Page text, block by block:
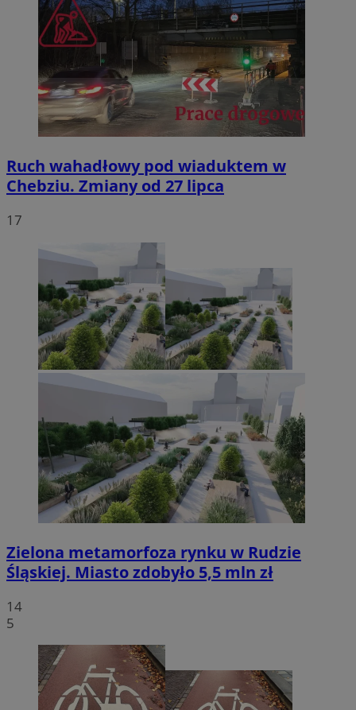
Ruch wahadłowy pod wiaduktem w
Chebziu. Zmiany od 27 lipca
17
Zielona metamorfoza rynku w Rudzie
Śląskiej. Miasto zdobyło 5,5 mln zł
14
5